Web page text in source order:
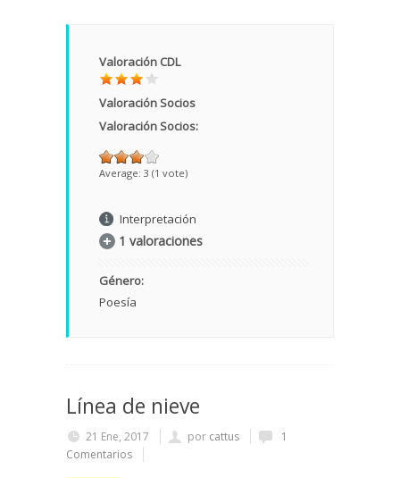
Valoración CDL
Valoración Socios
Valoración Socios:
Average: 3 (1 vote)
Interpretación
1 valoraciones
Género:
Poesía
Línea de nieve
21 Ene, 2017 por cattus
1
Comentarios